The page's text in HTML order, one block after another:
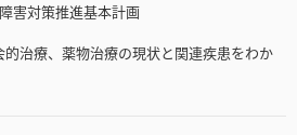
害対策推進基本計画
治療、薬物治療の現状と関連疾患をわか